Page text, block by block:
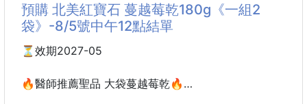
🔥秒殺款🔥
🌟特別的設計 專屬於妳🌟
🔘時尚金 氣質亮眼 立體顯色
預購 北美紅寶石 蔓越莓乾180g《一組2
袋》-8/5號中午12點結單
⏳效期2027-05
🔥醫師推薦聖品 大袋蔓越莓乾🔥